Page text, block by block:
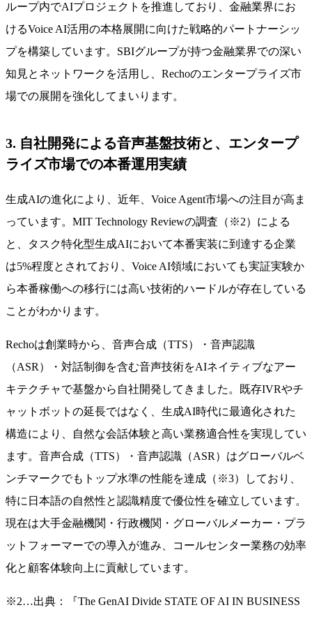
ループ内でAIプロジェクトを推進しており、金融業界にお
けるVoice AI活用の本格展開に向けた戦略的パートナーシッ
プを構築しています。SBIグループが持つ金融業界での深い
知見とネットワークを活用し、Rechoのエンタープライズ市
場での展開を強化してまいります。
3. 自社開発による音声基盤技術と、エンタープ
ライズ市場での本番運用実績
生成AIの進化により、近年、Voice Agent市場への注目が高ま
っています。MIT Technology Reviewの調査（※2）による
と、タスク特化型生成AIにおいて本番実装に到達する企業
は5%程度とされており、Voice AI領域においても実証実験か
ら本番稼働への移行には高い技術的ハードルが存在している
ことがわかります。
Rechoは創業時から、音声合成（TTS）・音声認識
（ASR）・対話制御を含む音声技術をAIネイティブなアー
キテクチャで基盤から自社開発してきました。既存IVRやチ
ャットボットの延長ではなく、生成AI時代に最適化された
構造により、自然な会話体験と高い業務適合性を実現してい
ます。音声合成（TTS）・音声認識（ASR）はグローバルベ
ンチマークでもトップ水準の性能を達成（※3）しており、
特に日本語の自然性と認識精度で優位性を確立しています。
現在は大手金融機関・行政機関・グローバルメーカー・プラ
ットフォーマーでの導入が進み、コールセンター業務の効率
化と顧客体験向上に貢献しています。
※2…出典：『The GenAI Divide STATE OF AI IN BUSINESS